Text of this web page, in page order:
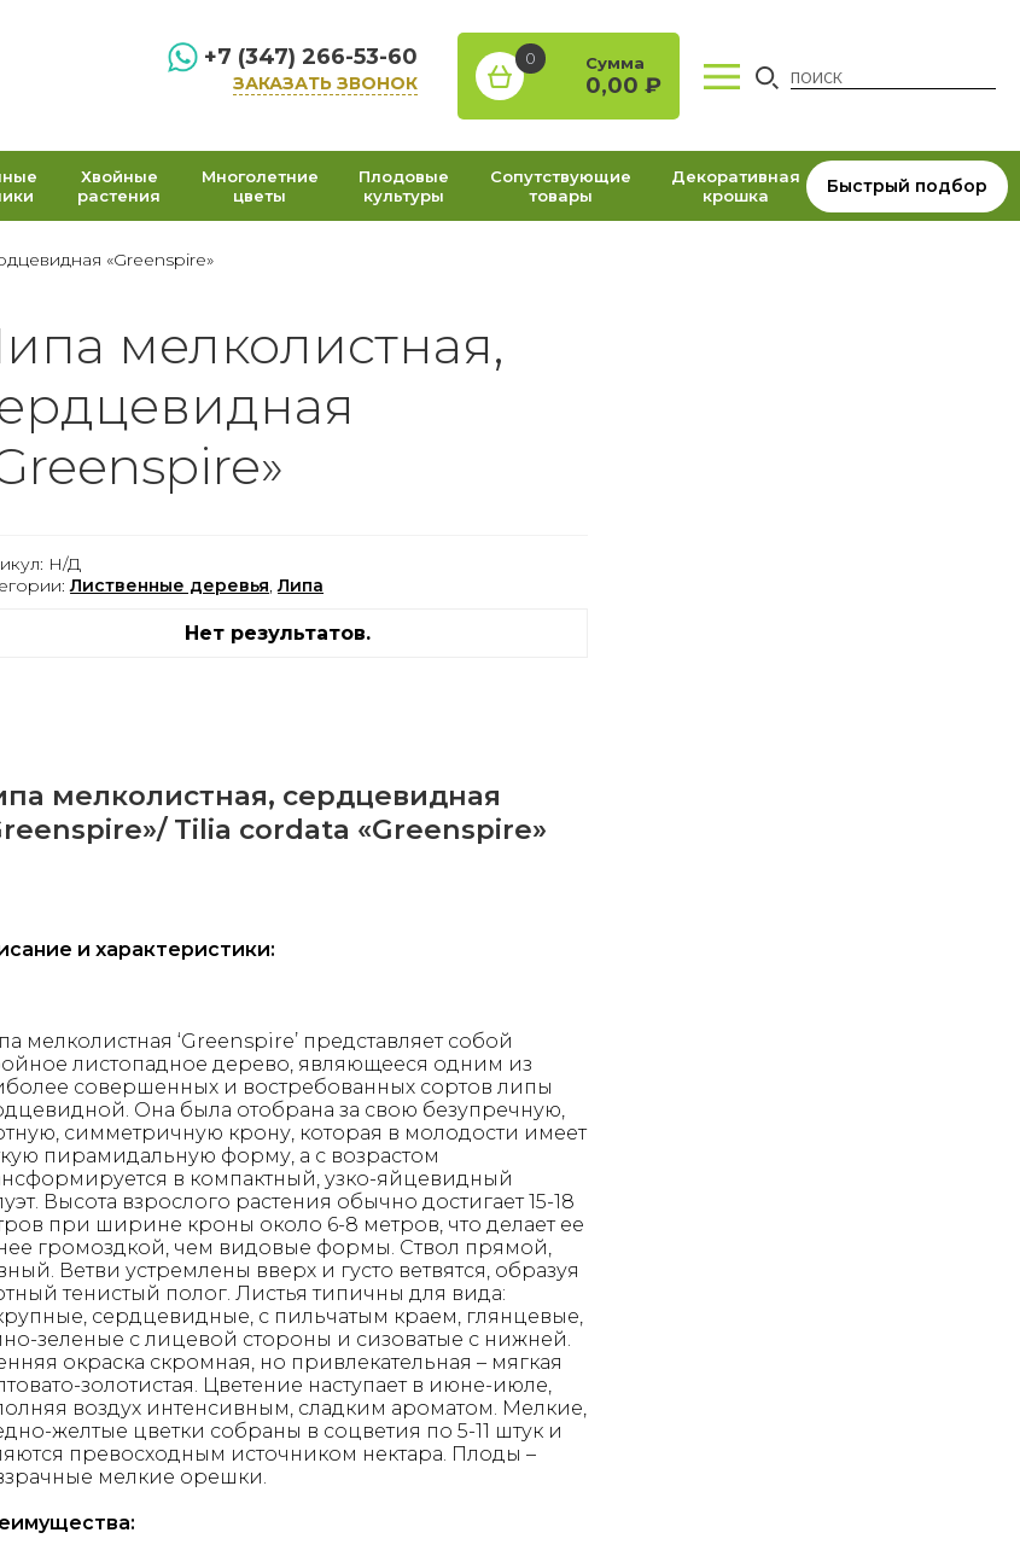
+7 (347) 266-53-60
ЗАКАЗАТЬ ЗВОНОК
0 Сумма
0,00₽
Хвойные
растения
Многолетние
цветы
Плодовые
культуры
Сопутствующие
товары
Декоративная
крошка
Быстрый подбор
«Greenspire»
мелколистная,
Н/Д
Лиственные деревья,Липа
Нет результатов.
мелколистная, сердцевидная
Tilia cordata «Greenspire»
и характеристики:
мелколистная ‘Greenspire’ представляет собой
листопадное дерево, являющееся одним из
совершенных и востребованных сортов липы
Она была отобрана за свою безупречную,
симметричную крону, которая в молодости имеет
пирамидальную форму, а с возрастом
в компактный, узко-яйцевидный
Высота взрослого растения обычно достигает 15-18
при ширине кроны около 6-8 метров, что делает ее
громоздкой, чем видовые формы. Ствол прямой,
Ветви устремлены вверх и густо ветвятся, образуя
тенистый полог. Листья типичны для вида:
сердцевидные, с пильчатым краем, глянцевые,
зеленые с лицевой стороны и сизоватые с нижней.
окраска скромная, но привлекательная – мягкая
золотистая. Цветение наступает в июне-июле,
воздух интенсивным, сладким ароматом. Мелкие,
желтые цветки собраны в соцветия по 5-11 штук и
превосходным источником нектара. Плоды –
мелкие орешки.